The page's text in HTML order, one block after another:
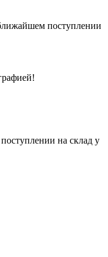
поступлении
на склад у